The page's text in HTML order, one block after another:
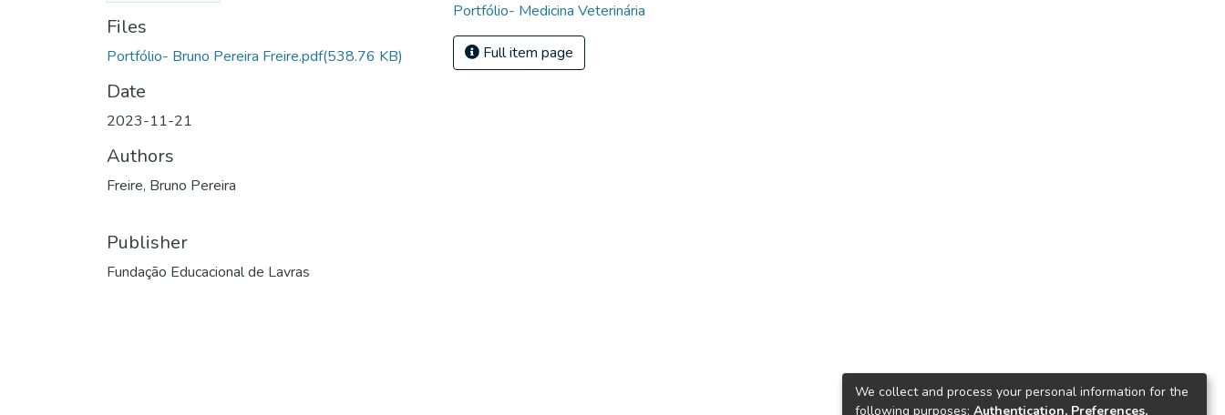
Files
Portfólio- Bruno Pereira Freire.pdf(538.76 KB)
Date
2023-11-21
Authors
Freire, Bruno Pereira
Publisher
Fundação Educacional de Lavras
Portfólio- Medicina Veterinária
Full item page
We collect and process your personal information for the
following purposes: Authentication, Preferences,